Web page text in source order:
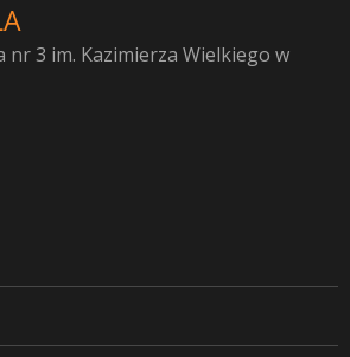
nr 3 im. Kazimierza Wielkiego w